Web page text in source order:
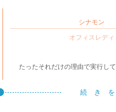
シナモン
たったそれだけの理由で実行し
続 き